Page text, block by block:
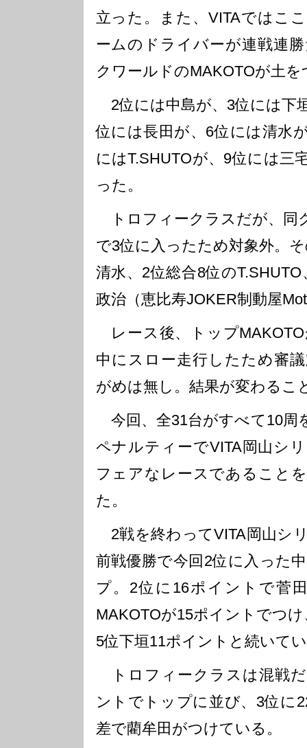
立った。また、VITAではこ
ームのドライバーが連戦連
クワールドのMAKOTOが土を
2位には中島が、3位には下
位には長田が、6位には清水
にはT.SHUTOが、9位には三
った。
トロフィークラスだが、同
で3位に入ったため対象外。
清水、2位総合8位の
政治（恵比寿JOKER制動屋
レース後、トップ
中にスロー走行したため審
がめは無し。結果が変わるこ
今回、全31台がすべて10周
ペナルティーでVITA岡山シ
フェアなレースであること
た。
2戦を終わってVITA岡山シ
前戦優勝で今回2位に入った
プ。2位に16ポイントで菅
MAKOTOが15ポイントでつ
5位下垣11ポイントと続いて
トロフィークラスは混戦
ントでトップに並び、3位に
差で藺牟田がつけている。